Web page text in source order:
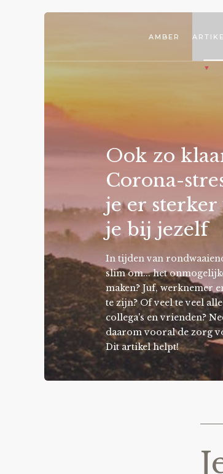
AMBER
Ook zo
Corona-
je er
je bij jezelf
In tijden van
slim om... het
maken? Juf, werknemer
te zijn? Of veel te veel
collega's en vrienden?
daarom vooral de zorg
Dit artikel helpt!